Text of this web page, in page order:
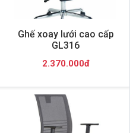
Ghế xoay lưới cao cấp
GL316
2.370.000đ